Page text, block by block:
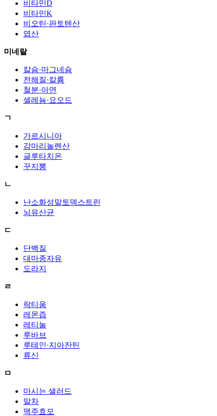
비타민D
비타민K
비오틴·판토텐산
엽산
미네랄
칼슘·마그네슘
전해질·칼륨
철분·아연
셀레늄·요오드
ㄱ
가르시니아
감마리놀렌산
글루타치온
꾸지뽕
ㄴ
난소화성말토덱스트린
뇌유산균
ㄷ
단백질
대마종자유
도라지
ㄹ
락티움
레몬즙
레티놀
루바브
루테인·지아잔틴
류신
ㅁ
마시는 샐러드
말차
맥주효모